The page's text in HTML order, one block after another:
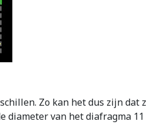
Zo kan het dus zijn
van het diafragma